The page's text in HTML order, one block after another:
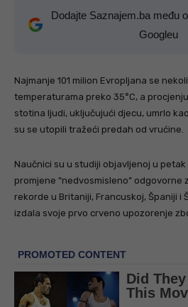
Dodajte Saznajem.ba među
Googleu
Najmanje 101 milion Evropljana se
temperaturama preko 35°C, a
stotina ljudi, uključujući djecu, umrlo
su se utopili tražeći predah od vrućine.
Naučnici su u studiji objavljenoj u
promjene “nedvosmisleno” odgovorne
rekorde u Britaniji, Francuskoj, Španiji i
izdala svoje prvo crveno upozorenje